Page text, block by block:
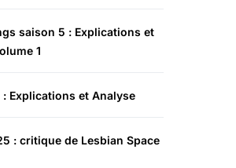
saison 5 : Explications et
1
: Explications et Analyse
: critique de Lesbian Space